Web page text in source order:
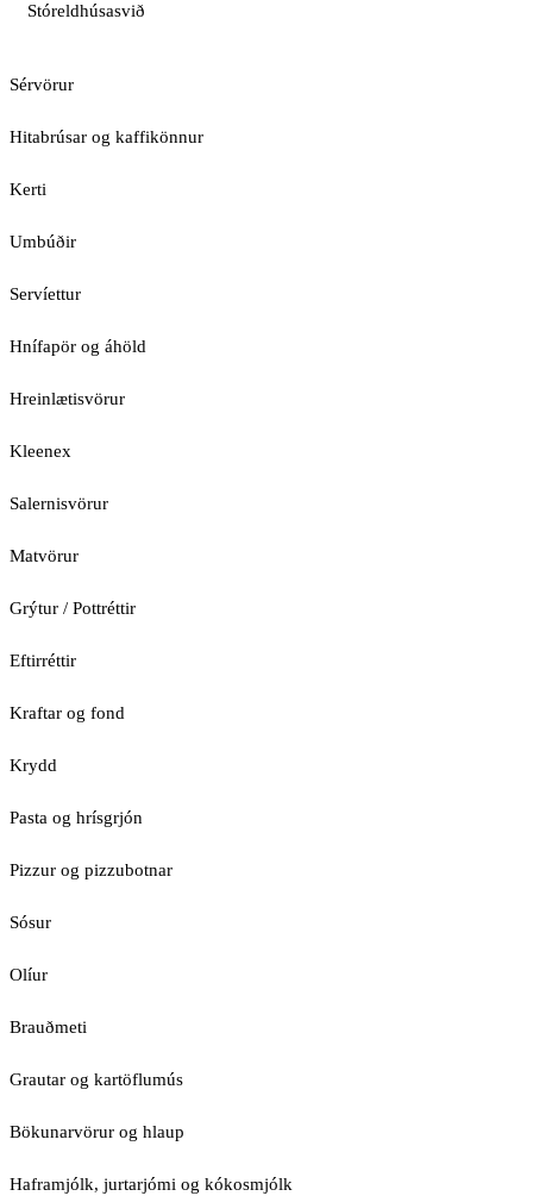
Stóreldhúsasvið
Sérvörur
Hitabrúsar og kaffikönnur
Kerti
Umbúðir
Servíettur
Hnífapör og áhöld
Hreinlætisvörur
Kleenex
Salernisvörur
Matvörur
Grýtur / Pottréttir
Eftirréttir
Kraftar og fond
Krydd
Pasta og hrísgrjón
Pizzur og pizzubotnar
Sósur
Olíur
Brauðmeti
Grautar og kartöflumús
Bökunarvörur og hlaup
Haframjólk, jurtarjómi og kókosmjólk